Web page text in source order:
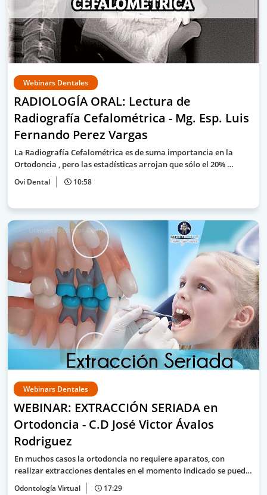
Webinars Dentales
RADIOLOGÍA ORAL: Lectura de
Radiografía Cefalométrica - Mg. Esp. Luis
Fernando Perez Vargas
La Radiografía Cefalométrica es de suma importancia en la
Ortodoncia , pero las estadísticas arrojan que sólo el 20% …
Ovi Dental 10:58
Webinars Dentales
WEBINAR: EXTRACCIÓN SERIADA en
Ortodoncia - C.D José Victor Ávalos
Rodriguez
En muchos casos la ortodoncia no requiere aparatos, con
realizar extracciones dentales en el momento indicado se pued…
Odontología Virtual 17:29